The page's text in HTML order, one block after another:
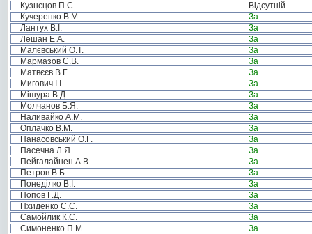
Кузнєцов П.С.
Відсутній
Кучеренко В.М.
За
Лантух В.І.
За
Лешан Е.А.
За
Малєвський О.Т.
За
Мармазов Є.В.
За
Матвєєв В.Г.
За
Мигович І.І.
За
Мішура В.Д.
За
Молчанов Б.Я.
За
Наливайко А.М.
За
Оплачко В.М.
За
Панасовський О.Г.
За
Пасечна Л.Я.
За
Пейгалайнен А.В.
За
Петров В.Б.
За
Понеділко В.І.
За
Попов Г.Д.
За
Пхиденко С.С.
За
Самойлик К.С.
За
Симоненко П.М.
За